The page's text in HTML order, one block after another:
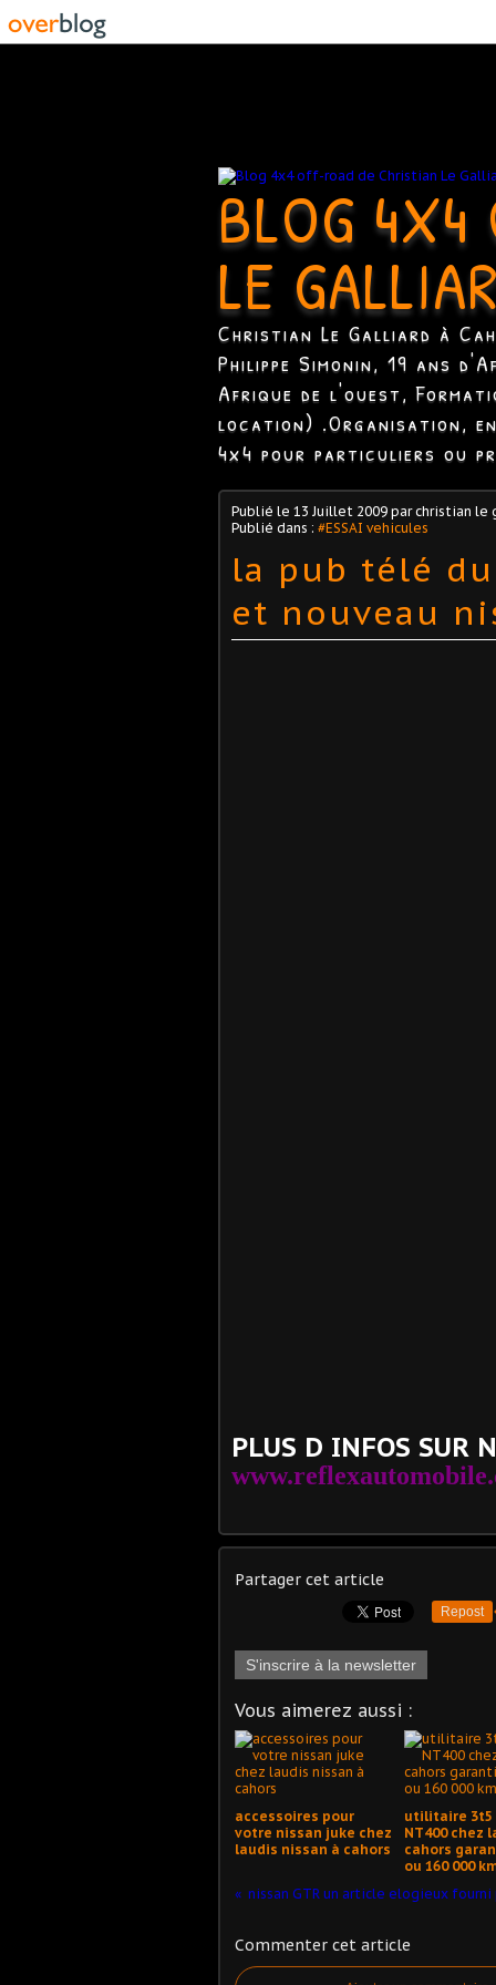
BLOG 4X4
LE
Christian Le Galliard à
Philippe Simonin, 19 ans
Afrique de l'ouest,
location) .Organisation,
4x4 pour particuliers ou
Publié le 13 Juillet 2009 par christian le
Publié dans : #ESSAI vehicules
la pub télé
et nouveau
PLUS D INFOS SUR
Partager cet article
Repost
S'inscrire à la newsletter
Vous aimerez aussi :
accessoires pour
votre nissan juke chez
laudis nissan à cahors
utilitaire 3t5
NT400 chez
cahors
ou 160 000
Commenter cet article